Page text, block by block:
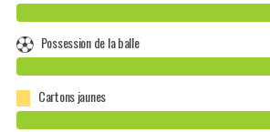
Possession de la balle
Cartons jaunes